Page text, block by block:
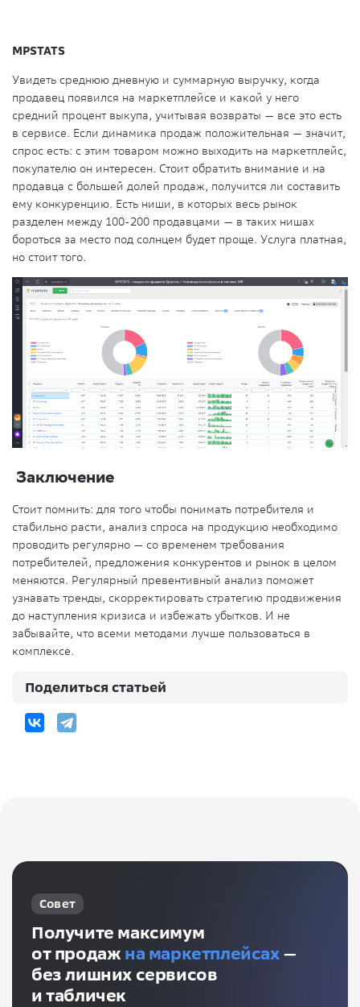
MPSTATS
Увидеть среднюю дневную и суммарную выручку, когда
продавец появился на маркетплейсе и какой у него
средний процент выкупа, учитывая возвраты — все это есть
в сервисе. Если динамика продаж положительная — значит,
спрос есть: с этим товаром можно выходить на маркетплейс,
покупателю он интересен. Стоит обратить внимание и на
продавца с большей долей продаж, получится ли составить
ему конкуренцию. Есть ниши, в которых весь рынок
разделен между 100-200 продавцами — в таких нишах
бороться за место под солнцем будет проще. Услуга платная,
но стоит того.
Заключение
Стоит помнить: для того чтобы понимать потребителя и
стабильно расти, анализ спроса на продукцию необходимо
проводить регулярно — со временем требования
потребителей, предложения конкурентов и рынок в целом
меняются. Регулярный превентивный анализ поможет
узнавать тренды, скорректировать стратегию продвижения
до наступления кризиса и избежать убытков. И не
забывайте, что всеми методами лучше пользоваться в
комплексе.
Поделиться статьей
Совет
Получите максимум
от продаж на маркетплейсах—
без лишних сервисов
и табличек